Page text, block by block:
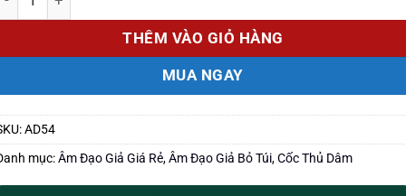
THÊM VÀO GIỎ HÀNG
MUA NGAY
AD54
mục:Âm Đạo Giả Giá Rẻ,Âm Đạo Giả Bỏ Túi,Cốc Thủ Dâm